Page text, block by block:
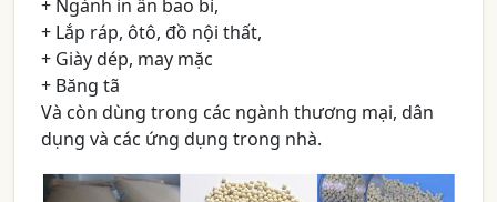
+ Ngành in ấn bao bì,
+ Lắp ráp, ôtô, đồ nội thất,
+ Giày dép, may mặc
+ Băng tã
Và còn dùng trong các ngành thương mại, dân
dụng và các ứng dụng trong nhà.